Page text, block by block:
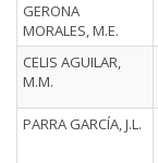
GERONA
MORALES, M.E.
CELIS AGUILAR,
M.M.
PARRA GARCÍA, J.L.